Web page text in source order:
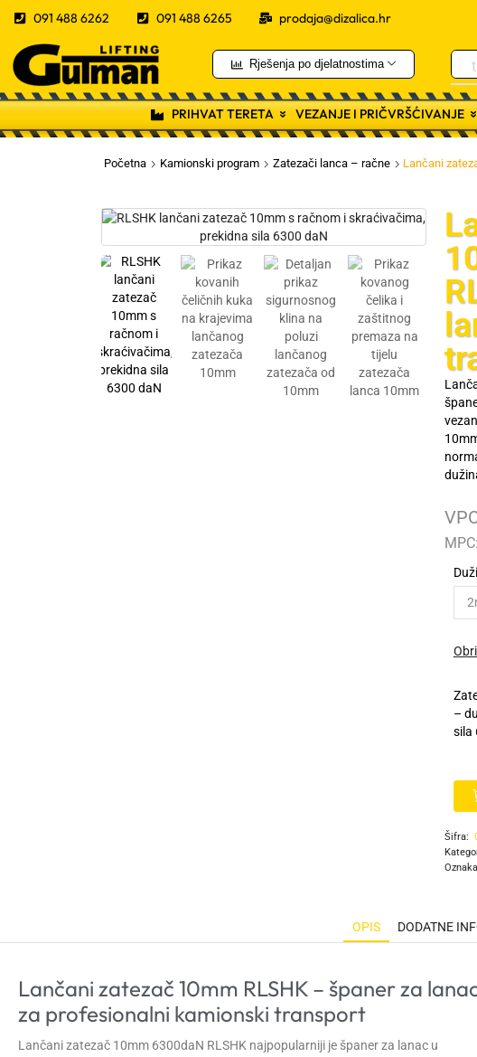
091 488 6262 091 488 6265 prodaja@dizalica.hr
Rješenja po djelatnostima
PRIHVAT TERETA VEZANJE I PRIČVRŠĆIVANJE
Početna Kamionski program Zatezači lanca – račne Lančani
MPC:
–
sila
Šifra:
OPIS DODATNE
Lančani zatezač 10mm RLSHK – španer za
za profesionalni kamionski transport
Lančani zatezač 10mm 6300daN RLSHK najpopularniji je španer za lanac u